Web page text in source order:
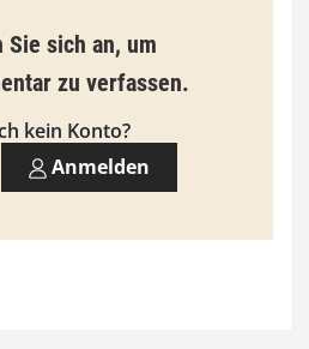
i
s
9
0
Sie sich an, um
zu verfassen.
kein Konto?
Anmelden